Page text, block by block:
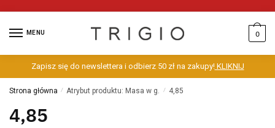
MENU 0
Zapisz się do newslettera i odbierz 50 zł na zakupy!KLIKNIJ
Strona główna / Atrybut produktu: Masa w g. / 4,85
4,85